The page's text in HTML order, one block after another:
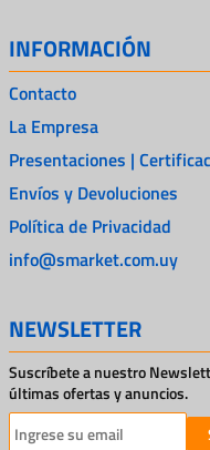
INFORMACIÓN
Contacto
La Empresa
Presentaciones |
Envíos y Devoluciones
Política de Privacidad
info@smarket.com.uy
NEWSLETTER
Suscríbete a nuestro
últimas ofertas y anuncios.